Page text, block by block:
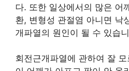
다. 또한 일상에서의 많은 어
환, 변형성 관절염 아니면 낙
개파열의 원인이 될 수 있습
회전근개파열에 관하여 잘